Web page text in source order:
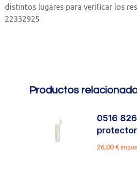
distintos lugares para verificar los
22332925
Productos
0516
26,00€